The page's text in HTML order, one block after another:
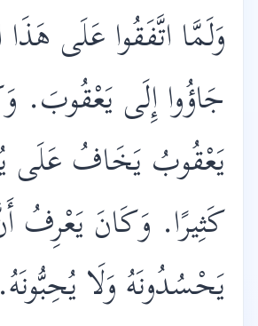
وَلَمَّا اتَّفَقُوا عَلَى هَذَا
جَاؤُوا إِلَى يَعْقُوبَ.
يَعْقُوبُ يَخَافُ عَلَى
كَثِيرًا. وَكَانَ يَعْرِفُ
يَحْسُدُونَهُ وَلَا يُحِبُّونَهُ.